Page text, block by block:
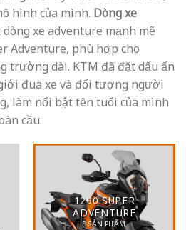
hình của mình. Dòng xe
dòng xe adventure mạnh mẽ
Adventure, phù hợp cho
trường dài. KTM đã đặt dấu ấn
đua xe và đối tượng người
làm nổi bật tên tuổi của mình
cầu.
1290 SUPER
ADVENTURE
8 SẢN PHẨM